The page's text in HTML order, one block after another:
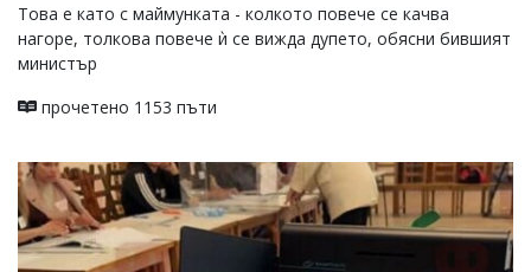
Това е като с маймунката - колкото повече се качва
нагоре, толкова повече ѝ се вижда дупето, обясни бившият
министър
прочетено 1153 пъти